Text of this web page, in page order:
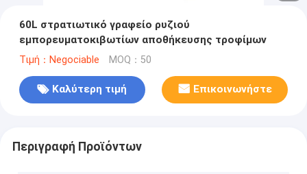
60L στρατιωτικό γραφείο ρυζιού
εμπορευματοκιβωτίων αποθήκευσης τροφίμων
Τιμή：Negociable MOQ：50
Καλύτερη τιμή Επικοινωνήστε
Περιγραφή Προϊόντων